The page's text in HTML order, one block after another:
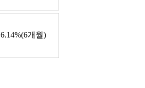
6.14%(6개월)